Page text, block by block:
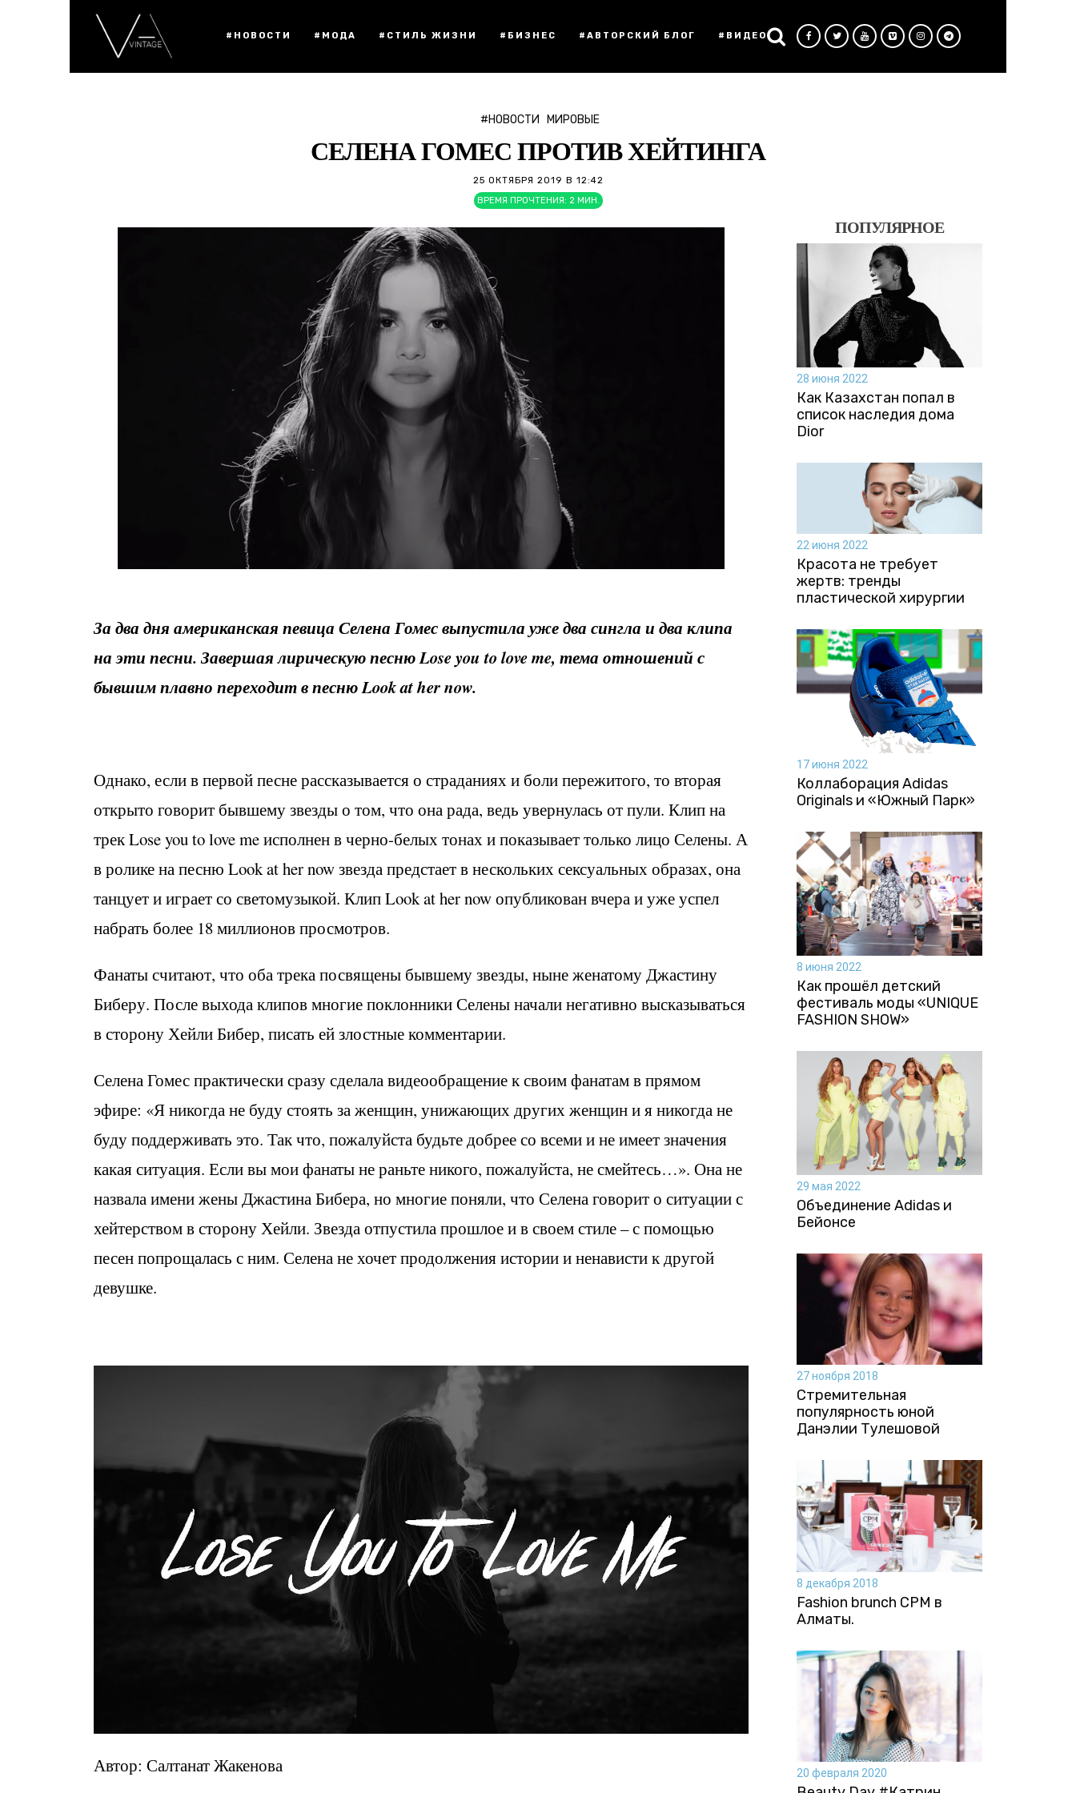
#НОВОСТИ #МОДА #СТИЛЬ ЖИЗНИ #БИЗНЕС #АВТОРСКИЙ БЛОГ #ВИДЕО
#НОВОСТИ МИРОВЫЕ
СЕЛЕНА ГОМЕС ПРОТИВ ХЕЙТИНГА
25 ОКТЯБРЯ 2019 В 12:42
ВРЕМЯ ПРОЧТЕНИЯ: 2 МИН.
За два дня американская певица Селена Гомес выпустила уже два сингла и два клипа
на эти песни. Завершая лирическую песнюLoseyou to loveme, тема отношений с
бывшим плавно переходит в песнюLookathernow.
Однако, если в первой песне рассказывается о страданиях и боли пережитого, то вторая
открыто говорит бывшему звезды о том, что она рада, ведь увернулась от пули. Клип на
трек Lose you to love me исполнен в черно-белых тонах и показывает только лицо Селены. А
в ролике на песню Look at her now звезда предстает в нескольких сексуальных образах, она
танцует и играет со светомузыкой. Клип Look at her now опубликован вчера и уже успел
набрать более 18 миллионов просмотров.
Фанаты считают, что оба трека посвящены бывшему звезды, ныне женатому Джастину
Биберу. После выхода клипов многие поклонники Селены начали негативно высказываться
в сторону Хейли Бибер, писать ей злостные комментарии.
Селена Гомес практически сразу сделала видеообращение к своим фанатам в прямом
эфире: «Я никогда не буду стоять за женщин, унижающих других женщин и я никогда не
буду поддерживать это. Так что, пожалуйста будьте добрее со всеми и не имеет значения
какая ситуация. Если вы мои фанаты не раньте никого, пожалуйста, не смейтесь…». Она не
назвала имени жены Джастина Бибера, но многие поняли, что Селена говорит о ситуации с
хейтерством в сторону Хейли. Звезда отпустила прошлое и в своем стиле – с помощью
песен попрощалась с ним. Селена не хочет продолжения истории и ненависти к другой
девушке.
Автор: Салтанат Жакенова
ПОПУЛЯРНОЕ
28 июня 2022
Как Казахстан попал в
список наследия дома
Dior
22 июня 2022
Красота не требует
жертв: тренды
пластической хирургии
17 июня 2022
Коллаборация Аdidas
Originals и «Южный Парк»
8 июня 2022
Как прошёл детский
фестиваль моды «UNIQUE
FASHION SHOW»
29 мая 2022
Объединение Adidas и
Бейонсе
27 ноября 2018
Стремительная
популярность юной
Данэлии Тулешовой
8 декабря 2018
Fashion brunch CPM в
Алматы.
20 февраля 2020